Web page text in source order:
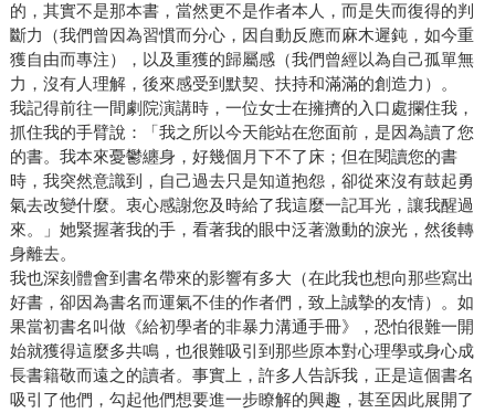
的，其實不是那本書，當然更不是作者本人，而是失而復得的判
斷力（我們曾因為習慣而分心，因自動反應而麻木遲鈍，如今重
獲自由而專注），以及重獲的歸屬感（我們曾經以為自己孤單無
力，沒有人理解，後來感受到默契、扶持和滿滿的創造力）。
我記得前往一間劇院演講時，一位女士在擁擠的入口處攔住我，
抓住我的手臂說：「我之所以今天能站在您面前，是因為讀了您
的書。我本來憂鬱纏身，好幾個月下不了床；但在閱讀您的書
時，我突然意識到，自己過去只是知道抱怨，卻從來沒有鼓起勇
氣去改變什麼。衷心感謝您及時給了我這麼一記耳光，讓我醒過
來。」她緊握著我的手，看著我的眼中泛著激動的淚光，然後轉
身離去。
我也深刻體會到書名帶來的影響有多大（在此我也想向那些寫出
好書，卻因為書名而運氣不佳的作者們，致上誠摯的友情）。如
果當初書名叫做《給初學者的非暴力溝通手冊》，恐怕很難一開
始就獲得這麼多共鳴，也很難吸引到那些原本對心理學或身心成
長書籍敬而遠之的讀者。事實上，許多人告訴我，正是這個書名
吸引了他們，勾起他們想要進一步瞭解的興趣，甚至因此展開了